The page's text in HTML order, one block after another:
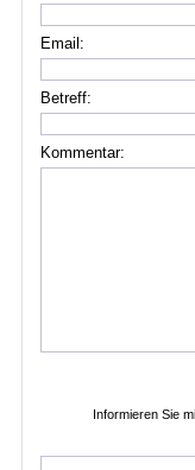
Email:
Betreff:
Kommentar:
Informieren Sie